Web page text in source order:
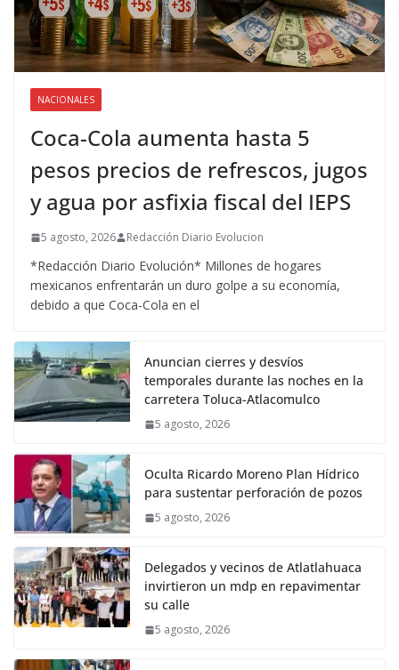
NACIONALES
Coca-Cola aumenta hasta 5
pesos precios de refrescos, jugos
y agua por asfixia fiscal del IEPS
5 agosto, 2026 Redacción Diario Evolucion
*Redacción Diario Evolución* Millones de hogares
mexicanos enfrentarán un duro golpe a su economía,
debido a que Coca-Cola en el
Anuncian cierres y desvíos
temporales durante las noches en la
carretera Toluca-Atlacomulco
5 agosto, 2026
Oculta Ricardo Moreno Plan Hídrico
para sustentar perforación de pozos
5 agosto, 2026
Delegados y vecinos de Atlatlahuaca
invirtieron un mdp en repavimentar
su calle
5 agosto, 2026